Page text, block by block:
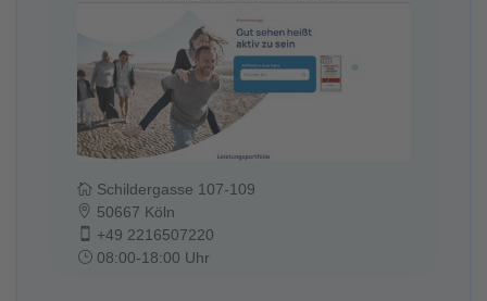
Schildergasse 107-109
50667 Köln
+49 2216507220
08:00-18:00 Uhr